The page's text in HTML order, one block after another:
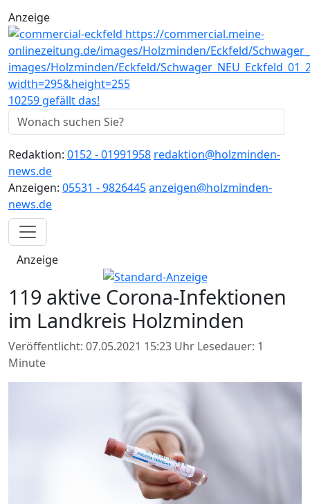
Anzeige
10259 gefällt das!
Redaktion: 0152 - 01991958 redaktion@holzminden-
news.de
Anzeigen: 05531 - 9826445anzeigen@holzminden-
news.de
Anzeige
119 aktive Corona-Infektionen
im Landkreis Holzminden
Veröffentlicht: 07.05.2021 15:23 Uhr Lesedauer: 1
Minute